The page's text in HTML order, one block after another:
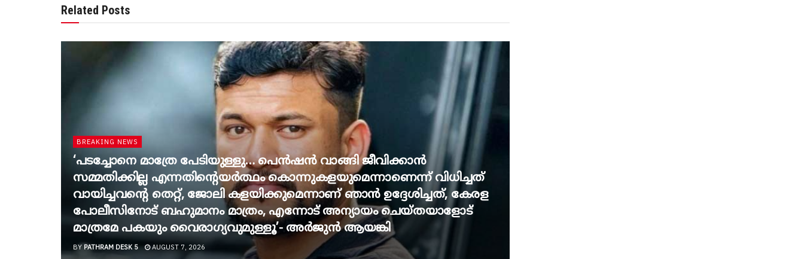
Related Posts
BREAKING NEWS
‘പടച്ചോനെ മാത്രേ പേടിയുള്ളു… പെൻഷൻ വാങ്ങി ജീവിക്കാൻ
സമ്മതിക്കില്ല എന്നതിന്റെയർത്ഥം കൊന്നുകളയുമെന്നാണെന്ന് വിധിച്ചത്
വായിച്ചവന്റെ തെറ്റ്, ജോലി കളയിക്കുമെന്നാണ് ഞാൻ ഉദ്ദേശിച്ചത്, കേരള
പോലീസിനോട് ബഹുമാനം മാത്രം, എന്നോട് അന്യായം ചെയ്തയാളോട്
മാത്രമേ പകയും വൈരാഗ്യവുമുള്ളൂ’- അർജുൻ ആയങ്കി
BY PATHRAM DESK 5 AUGUST 7, 2026